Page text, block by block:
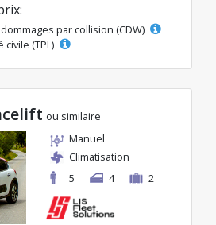
par collision (CDW)
(TPL)
ou similaire
Manuel
Climatisation
5
4 2